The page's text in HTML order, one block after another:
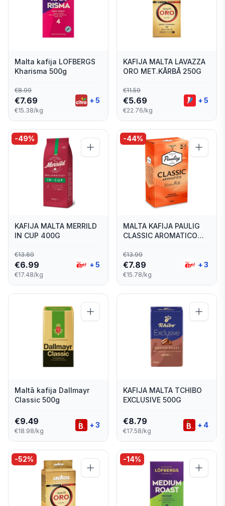
Malta kafija LOFBERGS
Kharisma 500g
€8.99
€7.69
€15.38/kg
+5
KAFIJA MALTA LAVAZZA
ORO MET.KĀRBĀ 250G
€11.59
€5.69
€22.76/kg
+5
-49%
KAFIJA MALTA MERRILD
IN CUP 400G
€13.69
€6.99
€17.48/kg
+5
-44%
MALTA KAFIJA PAULIG
CLASSIC AROMATICO
€13.99
€7.89
€15.78/kg
+3
Maltā kafija Dallmayr
Classic 500g
€9.49
€18.98/kg
+3
KAFIJA MALTA TCHIBO
EXCLUSIVE 500G
€8.79
€17.58/kg
+ 4
-52% -14%